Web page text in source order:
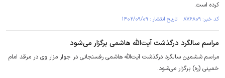
کرده است.
کد خبر: ۸۷۶۸۰۹ تاریخ انتشار : ۱۴۰۲/۰۹/۰۹
مراسم سالگرد درگذشت آیت‌الله هاشمی برگزار می‌شود
مراسم ششمین سالگرد درگذشت آیت‌الله هاشمی رفسنجانی در جوار مزار وی در مرقد امام
خمینی (ره) برگزار می‌شود.